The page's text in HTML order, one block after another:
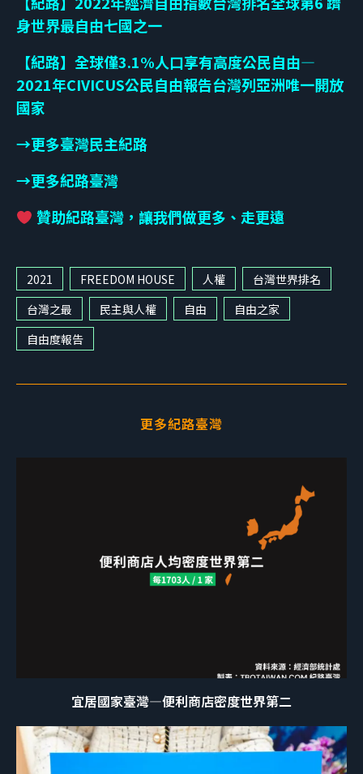
身世界最自由七國之一
【紀路】全球僅3.1%人口享有高度公民自由—
2021年CIVICUS公民自由報告台灣列亞洲唯一開放
國家
→更多臺灣民主紀路
→更多紀路臺灣
贊助紀路臺灣，讓我們做更多、走更遠
2021 FREEDOM HOUSE 人權
台灣世界排名
台灣之最
民主與人權 自由
自由之家
自由度報告
更多紀路臺灣
宜居國家臺灣—便利商店密度世界第二